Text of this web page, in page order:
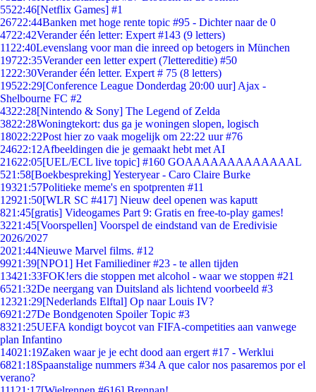
5522:46[Netflix Games] #1
26722:44Banken met hoge rente topic #95 - Dichter naar de 0
4722:42Verander één letter: Expert #143 (9 letters)
11 22:40Levenslang voor man die inreed op betogers in München
19722:35Verander een letter expert (7lettereditie) #50
1222:30Verander één letter. Expert # 75 (8 letters)
19522:29[Conference League Donderdag 20:00 uur] Ajax -
Shelbourne FC #2
4322:28[Nintendo & Sony] The Legend of Zelda
3822:28Woningtekort: dus ga je woningen slopen, logisch
18022:22Post hier zo vaak mogelijk om 22:22 uur #76
24622:12Afbeeldingen die je gemaakt hebt met AI
21622:05[UEL/ECL live topic] #160 GOAAAAAAAAAAAAAL
521:58[Boekbespreking] Yesteryear - Caro Claire Burke
19321:57Politieke meme's en spotprenten #11
12921:50[WLR SC #417] Nieuw deel openen was kaputt
821:45[gratis] Videogames Part 9: Gratis en free-to-play games!
3221:45[Voorspellen] Voorspel de eindstand van de Eredivisie
2026/2027
2021:44Nieuwe Marvel films. #12
9921:39[NPO1] Het Familiediner #23 - te allen tijden
13421:33FOK!ers die stoppen met alcohol - waar we stoppen #21
6521:32De neergang van Duitsland als lichtend voorbeeld #3
12321:29[Nederlands Elftal] Op naar Louis IV?
6921:27De Bondgenoten Spoiler Topic #3
8321:25UEFA kondigt boycot van FIFA-competities aan vanwege
plan Infantino
14021:19Zaken waar je je echt dood aan ergert #17 - Werklui
6821:18Spaanstalige nummers #34 A que calor nos pasaremos por el
verano?